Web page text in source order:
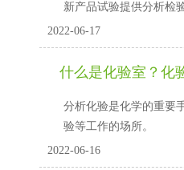
新产品试验提供分析检验
2022-06-17
什么是化验室？
分析化验是化学的重要手
验等工作的场所。
2022-06-16